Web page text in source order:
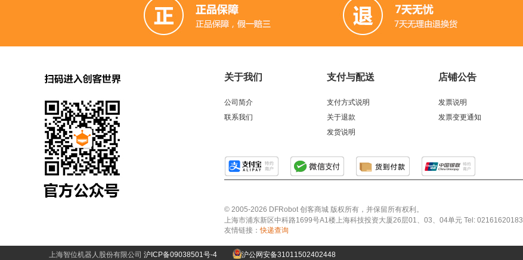
关于我们
公司简介
联系我们
支付与配送
支付方式说明
关于退款
发货说明
店铺公告
发票说明
发票变更通知
© 2005-2026 DFRobot 创客商城 版权所有，并保留所有权利。
上海市浦东新区中科路1699号A1楼上海科技投资大厦26层01、03、04单元 Tel: 02161620183
友情链接：快递查询
上海智位机器人股份有限公司 沪ICP备09038501号-4 沪公网安备31011502402448